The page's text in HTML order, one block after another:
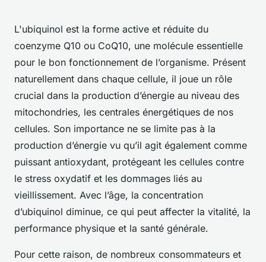
L'ubiquinol est la forme active et réduite du
coenzyme Q10 ou CoQ10, une molécule essentielle
pour le bon fonctionnement de l’organisme. Présent
naturellement dans chaque cellule, il joue un rôle
crucial dans la production d’énergie au niveau des
mitochondries, les centrales énergétiques de nos
cellules. Son importance ne se limite pas à la
production d’énergie vu qu’il agit également comme
puissant antioxydant, protégeant les cellules contre
le stress oxydatif et les dommages liés au
vieillissement. Avec l’âge, la concentration
d’ubiquinol diminue, ce qui peut affecter la vitalité, la
performance physique et la santé générale.
Pour cette raison, de nombreux consommateurs et